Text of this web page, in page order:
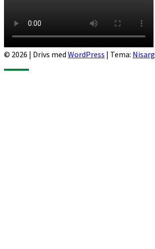
© 2026 | Drivs med WordPress | Tema: Nisarg